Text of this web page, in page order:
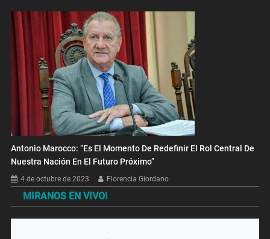
Antonio Marocco: “Es El Momento De Redefinir El Rol Central De
Nuestra Nación En El Futuro Próximo”
4 de octubre de 2023 Florencia Giordano
MIRANOS EN VIVO!